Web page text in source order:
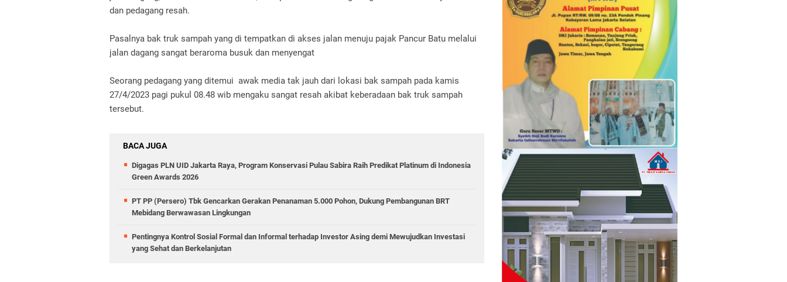
dan pedagang resah.
Pasalnya bak truk sampah yang di tempatkan di akses jalan menuju pajak Pancur Batu melalui
jalan dagang sangat beraroma busuk dan menyengat
Seorang pedagang yang ditemui awak media tak jauh dari lokasi bak sampah pada kamis
27/4/2023 pagi pukul 08.48 wib mengaku sangat resah akibat keberadaan bak truk sampah
tersebut.
BACA JUGA
Digagas PLN UID Jakarta Raya, Program Konservasi Pulau Sabira Raih Predikat Platinum di Indonesia
Green Awards 2026
PT PP (Persero) Tbk Gencarkan Gerakan Penanaman 5.000 Pohon, Dukung Pembangunan BRT
Mebidang Berwawasan Lingkungan
Pentingnya Kontrol Sosial Formal dan Informal terhadap Investor Asing demi Mewujudkan Investasi
yang Sehat dan Berkelanjutan